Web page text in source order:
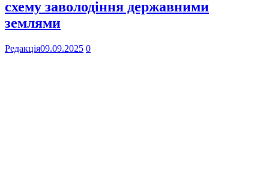
схему заволодіння державними
землями
Редакція09.09.2025 0